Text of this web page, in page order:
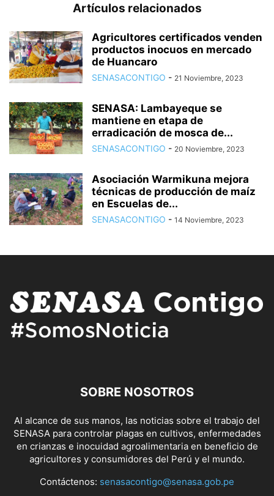
Artículos relacionados
Agricultores certificados venden
productos inocuos en mercado
de Huancaro
SENASACONTIGO - 21 Noviembre, 2023
SENASA: Lambayeque se
mantiene en etapa de
erradicación de mosca de...
SENASACONTIGO - 20 Noviembre, 2023
Asociación Warmikuna mejora
técnicas de producción de maíz
en Escuelas de...
SENASACONTIGO - 14 Noviembre, 2023
SOBRE NOSOTROS
Al alcance de sus manos, las noticias sobre el trabajo del
SENASA para controlar plagas en cultivos, enfermedades
en crianzas e inocuidad agroalimentaria en beneficio de
agricultores y consumidores del Perú y el mundo.
Contáctenos: senasacontigo@senasa.gob.pe